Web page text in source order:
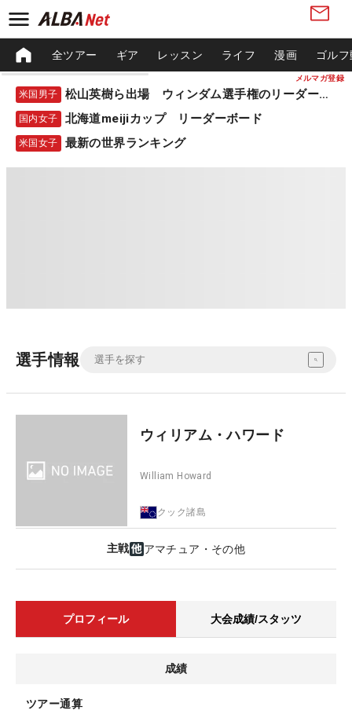
メルマガ登録
全ツアー ギア レッスン ライフ 漫画 ゴル
米国男子 松山英樹ら出場 ウィンダム選手権のリーダーボード
国内女子 北海道meijiカップ リーダーボード
米国女子 最新の世界ランキング
選手情報
ウィリアム・ハワード
William Howard
クック諸島
主戦 アマチュア・その他
プロフィール 大会成績/スタッツ
成績
ツアー通算